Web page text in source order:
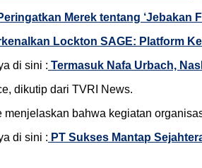
Merek tentang ‘Jebakan
Lockton SAGE: Platform
di sini : Termasuk Nafa Urbach,
dikutip dari TVRI News.
menjelaskan bahwa kegiatan
di sini : PT Sukses Mantap